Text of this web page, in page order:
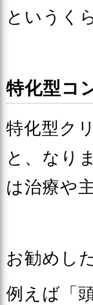
というく
特化型コ
特化型ク
と、なり
は治療や
お勧めし
例えば「